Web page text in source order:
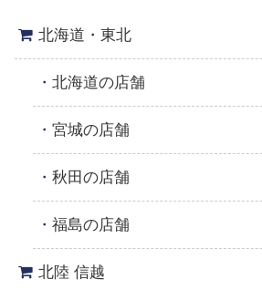
北海道・東北
北海道の店舗
宮城の店舗
秋田の店舗
福島の店舗
北陸 信越